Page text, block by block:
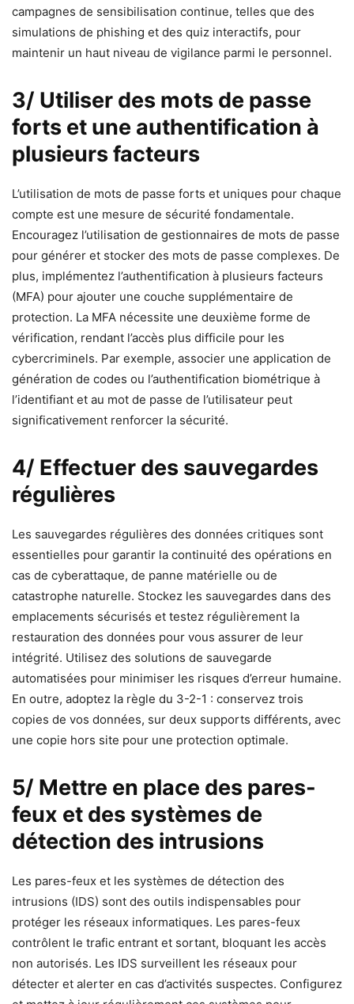
campagnes de sensibilisation continue, telles que des
simulations de phishing et des quiz interactifs, pour
maintenir un haut niveau de vigilance parmi le personnel.
3/ Utiliser des mots de passe
forts et une authentification à
plusieurs facteurs
L’utilisation de mots de passe forts et uniques pour chaque
compte est une mesure de sécurité fondamentale.
Encouragez l’utilisation de gestionnaires de mots de passe
pour générer et stocker des mots de passe complexes. De
plus, implémentez l’authentification à plusieurs facteurs
(MFA) pour ajouter une couche supplémentaire de
protection. La MFA nécessite une deuxième forme de
vérification, rendant l’accès plus difficile pour les
cybercriminels. Par exemple, associer une application de
génération de codes ou l’authentification biométrique à
l’identifiant et au mot de passe de l’utilisateur peut
significativement renforcer la sécurité.
4/ Effectuer des sauvegardes
régulières
Les sauvegardes régulières des données critiques sont
essentielles pour garantir la continuité des opérations en
cas de cyberattaque, de panne matérielle ou de
catastrophe naturelle. Stockez les sauvegardes dans des
emplacements sécurisés et testez régulièrement la
restauration des données pour vous assurer de leur
intégrité. Utilisez des solutions de sauvegarde
automatisées pour minimiser les risques d’erreur humaine.
En outre, adoptez la règle du 3-2-1 : conservez trois
copies de vos données, sur deux supports différents, avec
une copie hors site pour une protection optimale.
5/ Mettre en place des pares-
feux et des systèmes de
détection des intrusions
Les pares-feux et les systèmes de détection des
intrusions (IDS) sont des outils indispensables pour
protéger les réseaux informatiques. Les pares-feux
contrôlent le trafic entrant et sortant, bloquant les accès
non autorisés. Les IDS surveillent les réseaux pour
détecter et alerter en cas d’activités suspectes. Configurez